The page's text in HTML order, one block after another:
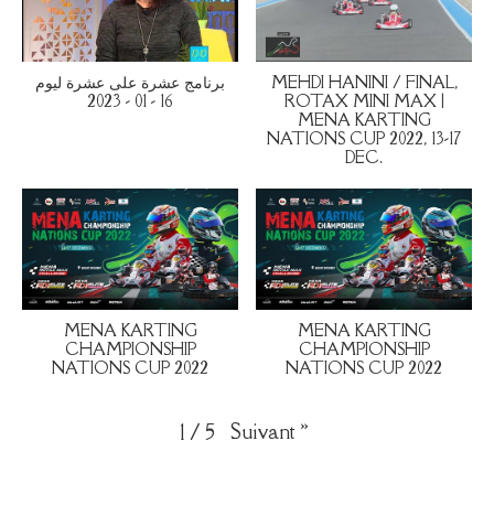
برنامج عشرة على عشرة ليوم
16 - 01 - 2023
MEHDI HANINI / FINAL,
ROTAX MINI MAX |
MENA KARTING
NATIONS CUP 2022, 13-17
DEC.
MENA KARTING
CHAMPIONSHIP
NATIONS CUP 2022
MENA KARTING
CHAMPIONSHIP
NATIONS CUP 2022
1 / 5 Suivant »